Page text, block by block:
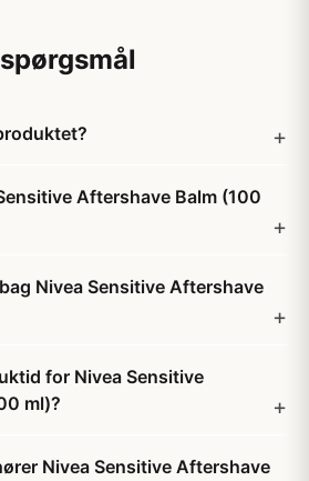
Aftershave Balm (100
Nivea Sensitive Aftershave
for Nivea Sensitive
ml)?
Nivea Sensitive Aftershave